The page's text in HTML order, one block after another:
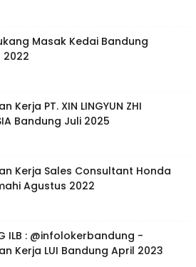
Masak Kedai Bandung
2022
Kerja PT. XIN LINGYUN ZHI
Bandung Juli 2025
Kerja Sales Consultant Honda
Agustus 2022
ILB : @infolokerbandung -
Kerja LUI Bandung April 2023